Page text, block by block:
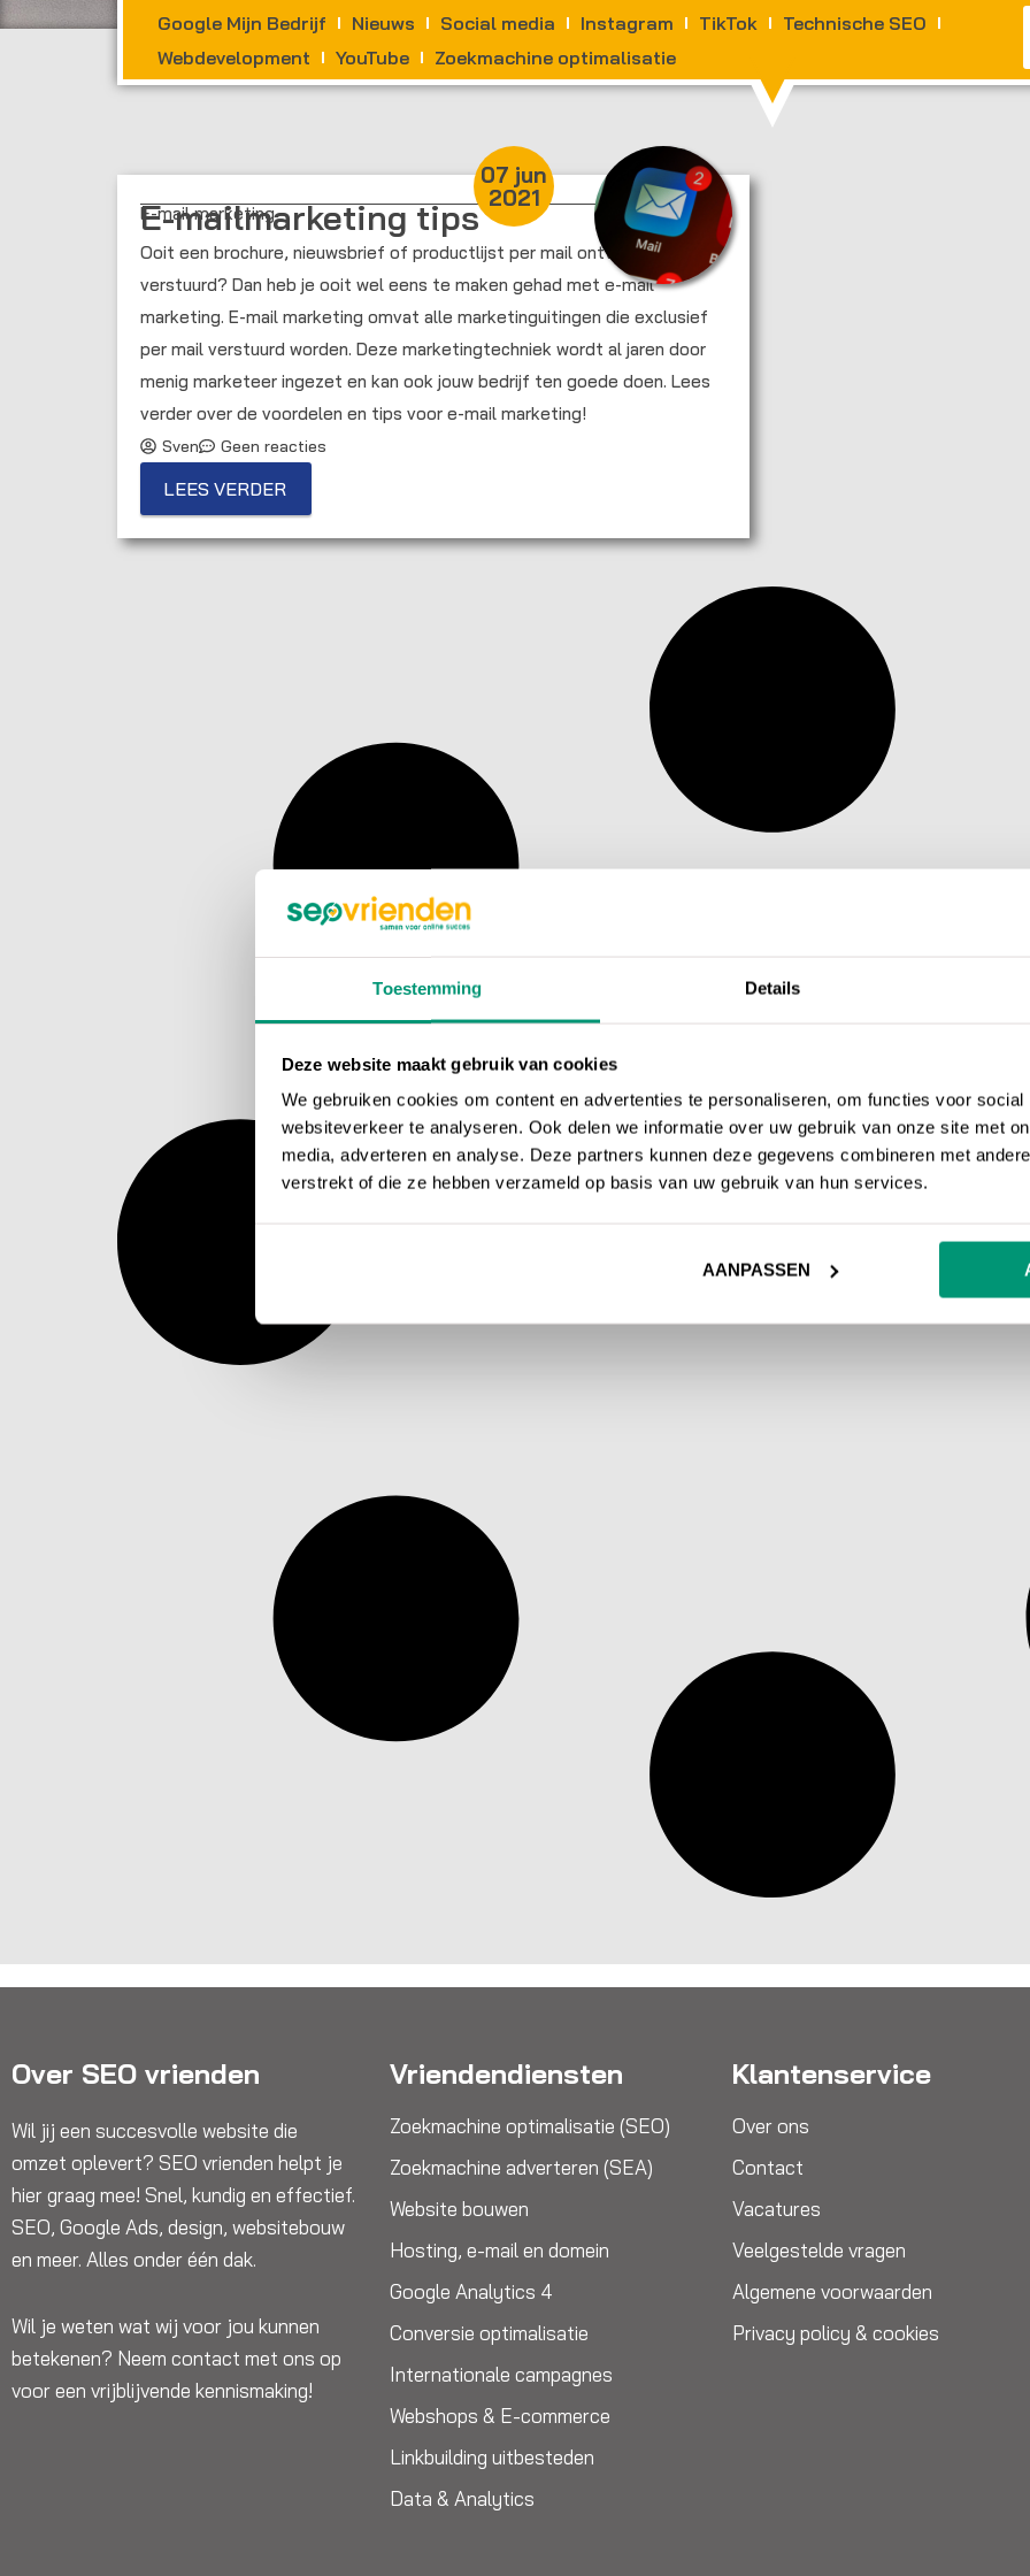
Toestemming Details
Deze website maakt gebruik van cookies
We gebruiken cookies om content en advertenties te personaliseren, om functies voor
websiteverkeer te analyseren. Ook delen we informatie over uw gebruik van onze site met
media, adverteren en analyse. Deze partners kunnen deze gegevens combineren met
verstrekt of die ze hebben verzameld op basis van uw gebruik van hun services.
AANPASSEN
Google Mijn Bedrijf
Nieuws Social media Instagram TikTok
Technische SEO
Webdevelopment
YouTube Zoekmachine optimalisatie
E-mail marketing
07 jun
2021
E-mailmarketing tips
Ooit een brochure, nieuwsbrief of productlijst per mail ontvangen of
verstuurd? Dan heb je ooit wel eens te maken gehad met e-mail
marketing. E-mail marketing omvat alle marketinguitingen die exclusief
per mail verstuurd worden. Deze marketingtechniek wordt al jaren door
menig marketeer ingezet en kan ook jouw bedrijf ten goede doen. Lees
verder over de voordelen en tips voor e-mail marketing!
Sven Geen reacties
LEES VERDER
Over SEO vrienden
Wil jij een succesvolle website die
omzet oplevert? SEO vrienden helpt je
hier graag mee! Snel, kundig en effectief.
SEO, Google Ads, design, websitebouw
en meer. Alles onder één dak.
Wil je weten wat wij voor jou kunnen
betekenen? Neem contact met ons op
voor een vrijblijvende kennismaking!
Vriendendiensten
Zoekmachine optimalisatie (SEO)
Zoekmachine adverteren (SEA)
Website bouwen
Hosting, e-mail en domein
Google Analytics 4
Conversie optimalisatie
Internationale campagnes
Webshops & E-commerce
Linkbuilding uitbesteden
Data & Analytics
Klantenservice
Over ons
Contact
Vacatures
Veelgestelde vragen
Algemene voorwaarden
Privacy policy & cookies